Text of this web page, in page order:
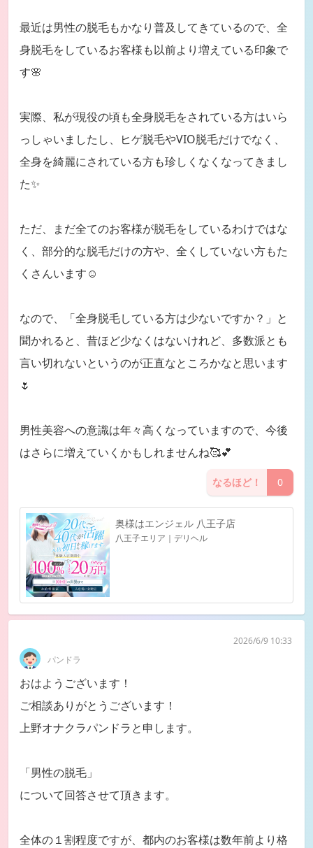
最近は男性の脱毛もかなり普及してきているので、全
身脱毛をしているお客様も以前より増えている印象で
す🌸
実際、私が現役の頃も全身脱毛をされている方はいら
っしゃいましたし、ヒゲ脱毛やVIO脱毛だけでなく、
全身を綺麗にされている方も珍しくなくなってきまし
た✨
ただ、まだ全てのお客様が脱毛をしているわけではな
く、部分的な脱毛だけの方や、全くしていない方もた
くさんいます☺️
なので、「全身脱毛している方は少ないですか？」と
聞かれると、昔ほど少なくはないけれど、多数派とも
言い切れないというのが正直なところかなと思います
🌷
男性美容への意識は年々高くなっていますので、今後
はさらに増えていくかもしれませんね🥰💕
なるほど！ 0
奥様はエンジェル 八王子店
八王子エリア｜デリヘル
パンドラ
2026/6/9 10:33
おはようございます！
ご相談ありがとうございます！
上野オナクラパンドラと申します。
「男性の脱毛」
について回答させて頂きます。
全体の１割程度ですが、都内のお客様は数年前より格